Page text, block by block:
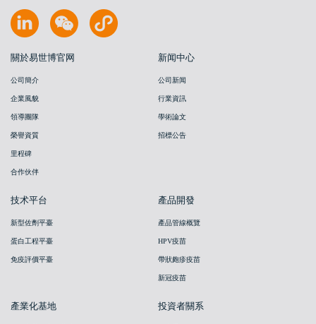
關於易世博官网
公司簡介
企業風貌
領導團隊
榮譽資質
里程碑
合作伙伴
新闻中心
公司新闻
行業資訊
學術論文
招標公告
技术平台
新型佐劑平臺
蛋白工程平臺
免疫評價平臺
產品開發
產品管線概覽
HPV疫苗
帶狀皰疹疫苗
新冠疫苗
產業化基地 投資者關系